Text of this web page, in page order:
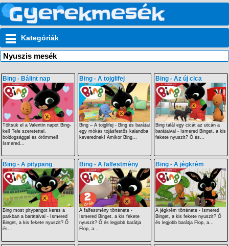
Kategóriák
Nyuszis mesék
Bing - Bálint nap
Töltsük el a Valentin napot Bing-
kel! Tele szeretettel,
boldogsággal és örömmel!
Ismered...
Bing - A tojglifej
Bing – A tojglifej - Bing és barátai
egy mókás tojásfestős kalandba
keverednek! Amikor Bing...
Bing - Az új cica
Bing talál egy cicát az utcán a
barátaival - Ismered Binget, a kis
fekete nyuszit? Ő és...
Bing - A pitypang
Bing most pitypangot keres a
parkban a barátaival - Ismered
Binget, a kis fekete nyuszit? Ő
és...
Bing - A falfestmény
A falfestmény története -
Ismered Binget, a kis fekete
nyuszit? Ő és legjobb barátja
Flop, a...
Bing - A jégkrém
A jégkrém története - Ismered
Binget, a kis fekete nyuszit? Ő
és legjobb barátja Flop, a...